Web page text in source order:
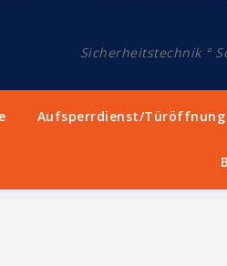
Sicherheitstechnik °
Aufsperrdienst/Türöffnung